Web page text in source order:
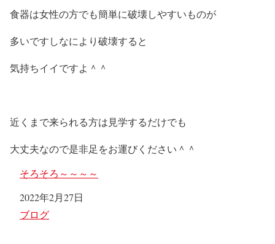
食器は女性の方でも簡単に破壊しやすいものが
多いですしなにより破壊すると
気持ちイイですよ＾＾
近くまで来られる方は見学するだけでも
大丈夫なので是非足をお運びください＾＾
そろそろ～～～～
日付
2022年2月27日
関連理由
ブログ